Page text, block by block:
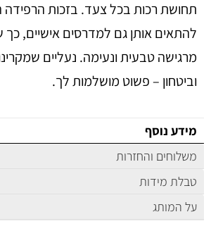
תחושת רכות בכל צעד. בזכות הרפידה
להתאים אותן גם למדרסים אישיים, כך
מרגישה טבעית ונעימה. נעליים
וביטחון – פשוט מושלמות לך.
מידע נוסף
משלוחים והחזרות
טבלת מידות
על המותג